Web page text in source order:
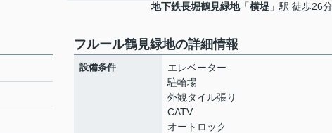
地下鉄長堀鶴見緑地「横堤 」駅 徒歩26分
フルール鶴見緑地の詳細情報
設備条件
エレベーター
駐輪場
外観タイル張り
CATV
オートロック